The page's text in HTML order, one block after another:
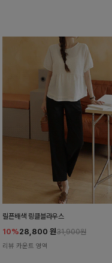
릴픈배색 링클블라우스
10%28,800 원31,900원
리뷰 카운트 영역